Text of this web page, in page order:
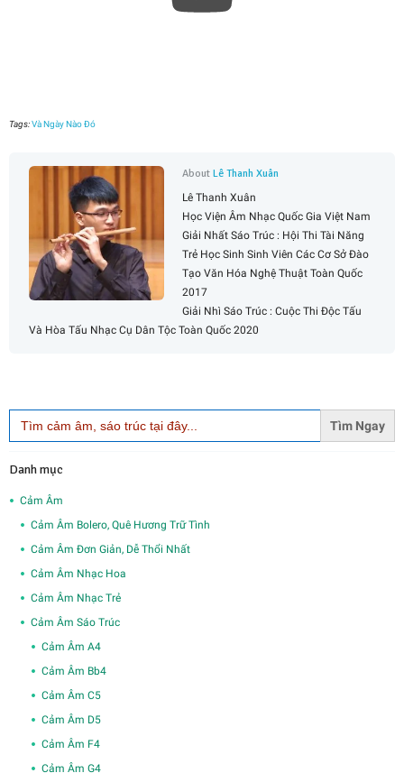
Tags:Và Ngày Nào Đó
AboutLê Thanh Xuân
Lê Thanh Xuân
Học Viện Âm Nhạc Quốc Gia Việt Nam
Giải Nhất Sáo Trúc : Hội Thi Tài Năng
Trẻ Học Sinh Sinh Viên Các Cơ Sở Đào
Tạo Văn Hóa Nghệ Thuật Toàn Quốc
2017
Giải Nhì Sáo Trúc : Cuộc Thi Độc Tấu
Và Hòa Tấu Nhạc Cụ Dân Tộc Toàn Quốc 2020
Search
for:
Danh mục
Cảm Âm
Cảm Âm Bolero, Quê Hương Trữ Tình
Cảm Âm Đơn Giản, Dễ Thổi Nhất
Cảm Âm Nhạc Hoa
Cảm Âm Nhạc Trẻ
Cảm Âm Sáo Trúc
Cảm Âm A4
Cảm Âm Bb4
Cảm Âm C5
Cảm Âm D5
Cảm Âm F4
Cảm Âm G4